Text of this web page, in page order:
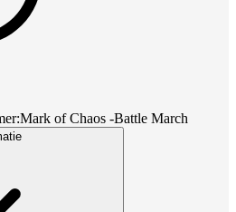
of Chaos -Battle March